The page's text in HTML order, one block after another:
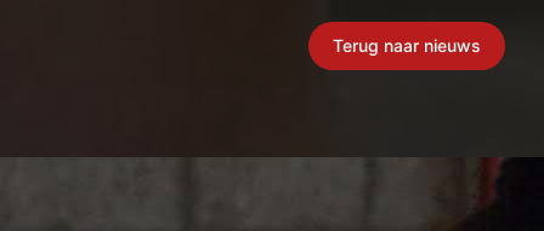
Terug naar nieuws